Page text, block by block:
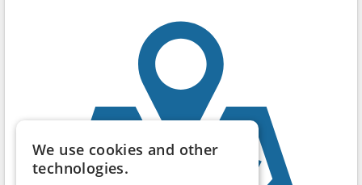
We use cookies and other
technologies.